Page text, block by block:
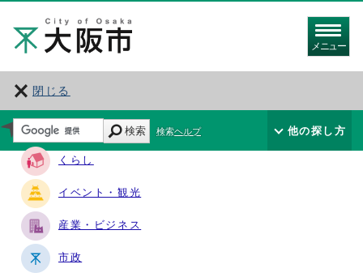
メニュー
閉じる
サイト・ナビ
くらし
イベント・観光
産業・ビジネス
市政
検索 検索ヘルプ 他の探し方